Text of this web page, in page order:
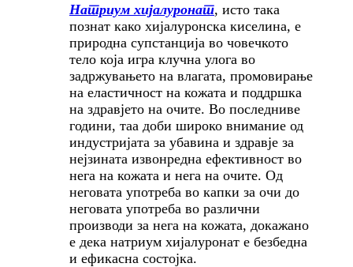
Натриум хијалуронат, исто така
познат како хијалуронска киселина, е
природна супстанција во човечкото
тело која игра клучна улога во
задржувањето на влагата, промовирање
на еластичност на кожата и поддршка
на здравјето на очите. Во последниве
години, таа доби широко внимание од
индустријата за убавина и здравје за
нејзината извонредна ефективност во
нега на кожата и нега на очите. Од
неговата употреба во капки за очи до
неговата употреба во различни
производи за нега на кожата, докажано
е дека натриум хијалуронат е безбедна
и ефикасна состојка.